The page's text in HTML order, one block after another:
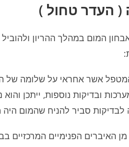
( העדר טחול )
המום במהלך ההריון
אשר אחראי על שלומה של
ובדיקות נוספות, ייתכן
לבדיקות סביר להניח שהמום
האיברים הפנימיים המרכזיים